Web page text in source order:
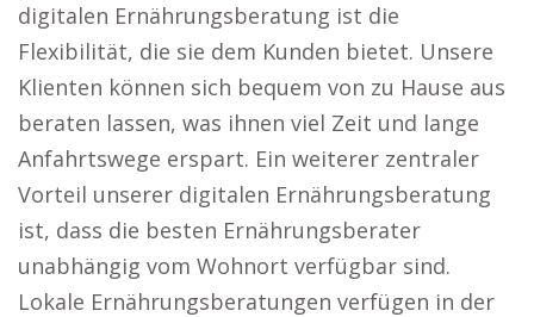
digitalen Ernährungsberatung ist die
Flexibilität, die sie dem Kunden bietet. Unsere
Klienten können sich bequem von zu Hause aus
beraten lassen, was ihnen viel Zeit und lange
Anfahrtswege erspart. Ein weiterer zentraler
Vorteil unserer digitalen Ernährungsberatung
ist, dass die besten Ernährungsberater
unabhängig vom Wohnort verfügbar sind.
Lokale Ernährungsberatungen verfügen in der